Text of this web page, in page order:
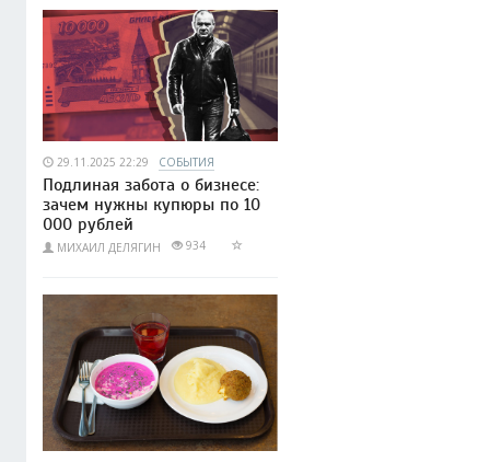
29.11.2025 22:29 СОБЫТИЯ
Подлиная забота о бизнесе:
зачем нужны купюры по 10
000 рублей
МИХАИЛ ДЕЛЯГИН 934